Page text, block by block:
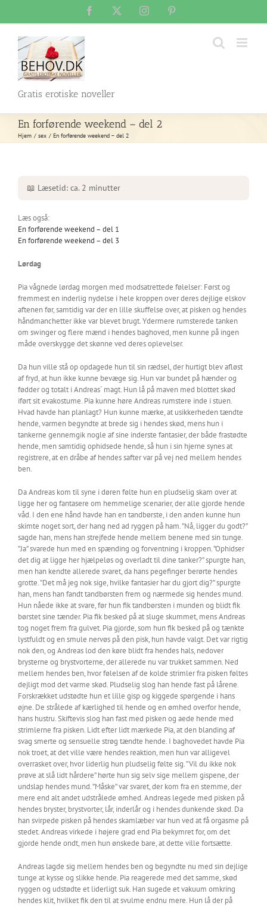
content
Facebook Instagram
Gratis erotiske noveller
En forførende weekend – del 2
Hjem sex En forførende weekend – del 2
📖 Læsetid: ca. 2 minutter
Læs også:
En forførende weekend – del 1
En forførende weekend – del 3
Lørdag
Pia vågnede lørdag morgen med modsatrettede følelser: Først og
fremmest en inderlig nydelse i hele kroppen over deres dejlige elskov
aftenen før, samtidig var der en lille skuffelse over, at pisken og hendes
håndmanchetter ikke var blevet brugt. Ydermere rumsterede tanken
om swinger og flere mænd i hendes baghoved, men kunne på ingen
måde overskygge det skønne ved deres oplevelser.
Da hun ville stå op opdagede hun til sin rædsel, der hurtigt blev afløst
af fryd, at hun ikke kunne bevæge sig. Hun var bundet på hænder og
fødder og totalt i Andreas´ magt. Hun lå på maven med blottet skød
iført sit evakostume. Pia kunne høre Andreas rumstere inde i stuen.
Hvad havde han planlagt? Hun kunne mærke, at usikkerheden tændte
hende, varmen begyndte at brede sig i hendes skød, mens hun i
tankerne gennemgik nogle af sine inderste fantasier, der både frastødte
hende, men samtidig ophidsede hende, så hun i sin hjerne synes at
registrere, at en dråbe af hendes safter var på vej ned mellem hendes
ben.
Da Andreas kom til syne i døren følte hun en pludselig skam over at
ligge her og fantasere om hemmelige scenarier, der alle gjorde hende
våd. I den ene hånd havde han en tandbørste, i den anden kunne hun
skimte noget sort, der hang ned ad ryggen på ham. ”Nå, ligger du godt?”
sagde han, mens han strejfede hende mellem benene med sin tunge.
”Ja” svarede hun med en spænding og forventning i kroppen. ”Ophidser
det dig at ligge her hjælpeløs og overladt til dine tanker?” spurgte han,
men han kendte allerede svaret, da hans pegefinger berørte hendes
grotte. ”Det må jeg nok sige, hvilke fantasier har du gjort dig?” spurgte
han, mens han fandt tandbørsten frem og nærmede sig hendes mund.
Hun nåede ikke at svare, før hun fik tandbørsten i munden og blidt fik
børstet sine tænder. Pia fik besked på at sluge skummet, mens Andreas
tog noget frem fra gulvet. Pia gjorde, som hun fik besked på og tænkte
lystfuldt og en smule nervøs på den pisk, hun havde valgt. Det var rigtig
nok den, og Andreas lod den køre blidt fra hendes hals, nedover
brysterne og brystvorterne, der allerede nu var trukket sammen. Ned
mellem hendes ben, hvor følelsen af de kolde strimler fra pisken føltes
dejligt mod det varme skød. Pludselig slog han hende fast på lårene.
Forskrækket udstødte hun et lille gisp og kiggede spørgende i hans
øjne. De strålede af kærlighed til hende og en ømhed overfor hende,
hans hustru. Skiftevis slog han fast med pisken og aede hende med
strimlerne fra pisken. Lidt efter lidt mærkede Pia, at den blanding af
svag smerte og sensuelle strøg tændte hende. I baghovedet havde Pia
nok troet, at det ville være hendes reaktion, men hun var alligevel
overrasket over, hvor liderlig hun pludselig følte sig. ”Vil du ikke nok
prøve at slå lidt hårdere” hørte hun sig selv sige mellem gispene, der
undslap hendes mund. ”Måske” var svaret, der kom fra en stemme, der
mere end alt andet udstrålede ømhed. Andreas legede med pisken på
hendes bryster, brystvorter, lår, inderlår og i hendes dunkende skød. Da
han svirpede pisken på hendes skamlæber var hun ved at få orgasme på
stedet. Andreas virkede i højere grad end Pia bekymret for, om det
gjorde hende ondt, men hun ønskede bare, at dette ville fortsætte.
Andreas lagde sig mellem hendes ben og begyndte nu med sin dejlige
tunge at kysse og slikke hende. Pia reagerede med det samme, skød
ryggen og udstødte et liderligt suk. Han sugede et vakuum omkring
hendes klit, hvilket fik den til at svulme endnu mere. Hun lå der på